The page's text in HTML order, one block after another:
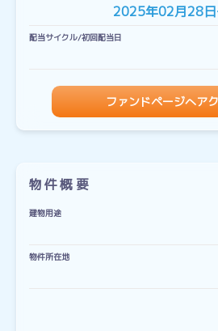
2025年02月28
配当サイクル/初回配当日
ファンドページへア
物件概要
建物用途
物件所在地